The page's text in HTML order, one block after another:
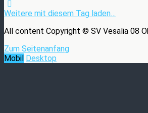
Weitere mit diesem Tag laden…
All content Copyright © SV Vesalia 08
Zum Seitenanfang
Mobil Desktop